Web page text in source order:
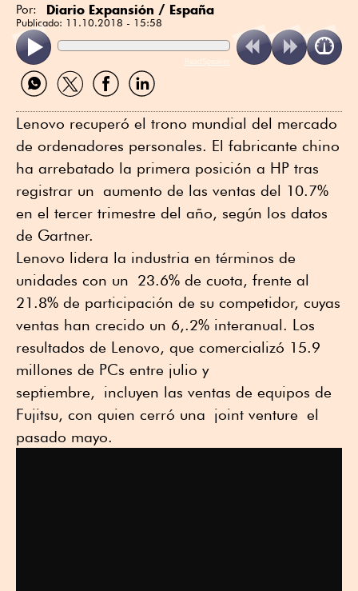
Por: Diario Expansión / España
Publicado: 11.10.2018 - 15:58
ReadSpeaker
Compartir
por
Compartir
por
Compartir
por
Compartir
por
Lenovo recuperó el trono mundial del mercado
de ordenadores personales. El fabricante chino
ha arrebatado la primera posición a HP tras
registrar un aumento de las ventas del 10.7%
en el tercer trimestre del año, según los datos
de Gartner.
Lenovo lidera la industria en términos de
unidades con un 23.6% de cuota, frente al
21.8% de participación de su competidor, cuyas
ventas han crecido un 6,.2% interanual. Los
resultados de Lenovo, que comercializó 15.9
millones de PCs entre julio y
septiembre, incluyen las ventas de equipos de
Fujitsu, con quien cerró una joint venture el
pasado mayo.